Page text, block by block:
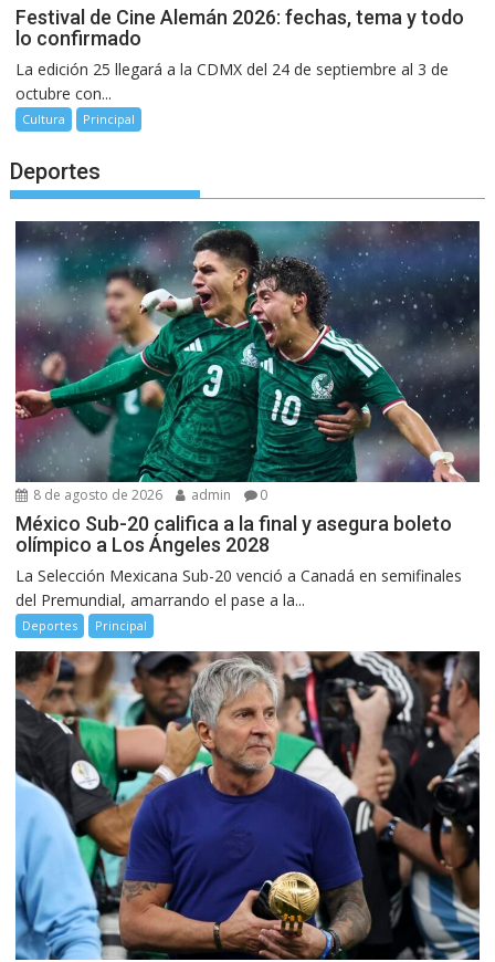
Festival de Cine Alemán 2026: fechas, tema y todo
lo confirmado
La edición 25 llegará a la CDMX del 24 de septiembre al 3 de
octubre con...
Cultura Principal
Deportes
8 de agosto de 2026 admin 0
México Sub-20 califica a la final y asegura boleto
olímpico a Los Ángeles 2028
La Selección Mexicana Sub-20 venció a Canadá en semifinales
del Premundial, amarrando el pase a la...
Deportes Principal